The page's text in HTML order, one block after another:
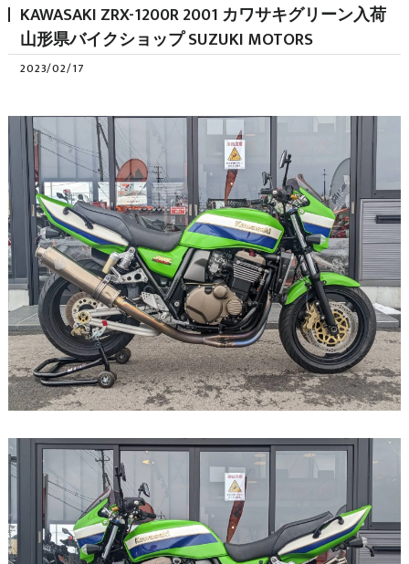
KAWASAKI ZRX-1200R 2001 カワサキグリーン入荷
山形県バイクショップ SUZUKI MOTORS
2023/02/17